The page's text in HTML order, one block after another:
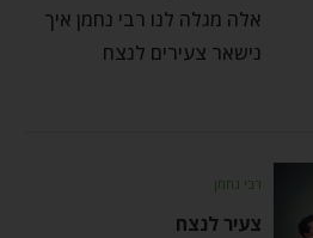
אלה מגלה לנו רבי נחמן איך
נישאר צעירים לנצח
רבי נחמן
צעיר לנצח